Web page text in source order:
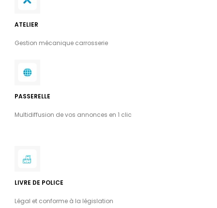
ATELIER
Gestion mécanique carrosserie
PASSERELLE
Multidiffusion de vos annonces en 1 clic
LIVRE DE POLICE
Légal et conforme à la législation